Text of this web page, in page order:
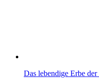
Das lebendige Erbe